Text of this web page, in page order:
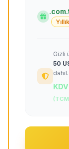
Yıllık
Gizli
50
dahil.